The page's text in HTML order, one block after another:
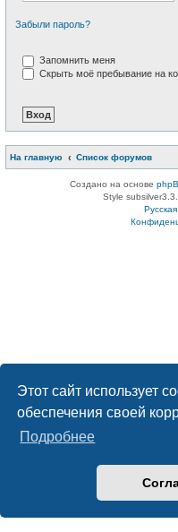
Этот сайт использует
обеспечения своей
Подробнее
Забыли пароль?
Запомнить меня
Скрыть моё пребывание на
На главную Список форумов
Создано на основе
Style